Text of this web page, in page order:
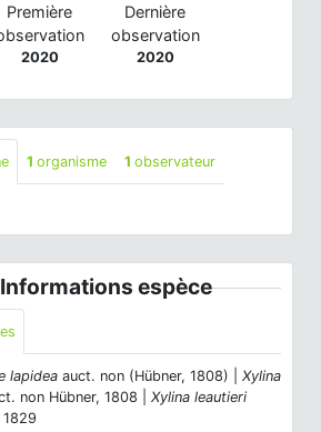
Première
2020
Dernière
observation
2020
1 organisme 1 observateur
Informations espèce
lapidea auct. non (Hübner, 1808) | Xylina
non Hübner, 1808 | Xylina leautieri